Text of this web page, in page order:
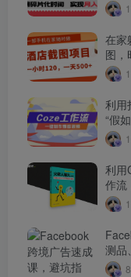
在家
图，
利用
“假
利用
作流
测品
单出